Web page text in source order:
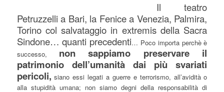
Il teatro
Petruzzelli a Bari, la Fenice a Venezia, Palmira,
Torino col salvataggio in extremis della Sacra
Sindone… quanti precedenti… Poco importa perchè è
successo, non sappiamo preservare il
patrimonio dell’umanità dai più svariati
pericoli, siano essi legati a guerre e terrorismo, all’avidità o
alla stupidità umana; non siamo degni della responsabilità di